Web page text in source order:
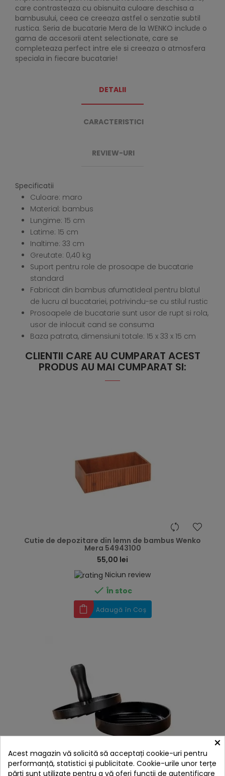
care contrasteaza cu obisnuita culoare deschisa a
bambusului, ceea ce creeaza astfel o senzatie subtil
rustica. Seria de bucatarie Mera de la WENKO include o
gama de accesorii atent selectionate, care se
completeaza perfect intre ele si creeaza o atmosfera
speciala in fiecare bucatarie!
DETALII
CARACTERISTICI
REVIEW-URI
Specificatii
Culoare: maro
Material: bambus
Lungime: 15 cm
Latime: 15 cm
Inaltime: 33 cm
Greutate: 0,40 kg
Suport pentru role de prosoape de bucatarie
standard
Fabricat din bambus afumatIdeal pentru blatul
de lucru al bucatariei, potrivindu-se cu stilul rustic
Prosoapele de bucatarie sunt usor de rupt si rola,
usor de inlocuit cand se consuma
Baza patrata, dimensiuni totale: 15 x 33 x 15 cm
CLIENTII CARE AU CUMPARAT ACEST
PRODUS AU MAI CUMPARAT SI:
Cutie de depozitare din lemn de bambus Wenko
Mera 54943100
55,00 lei
Niciun review
 În stoc
Adaugă în Coș
×
Acest magazin vă solicită să acceptați cookie-uri pentru
performanță, statistici și publicitate. Cookie-urile unor terțe
părți sunt utilizate pentru a vă oferi funcții de autentificare